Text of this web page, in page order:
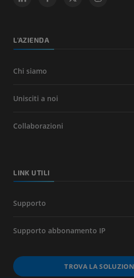
L'AZIENDA
Chi siamo
Unisciti a noi
Collaborazioni
LINK UTILI
Supporto
Supporto abbonamento IP
TROVA LA